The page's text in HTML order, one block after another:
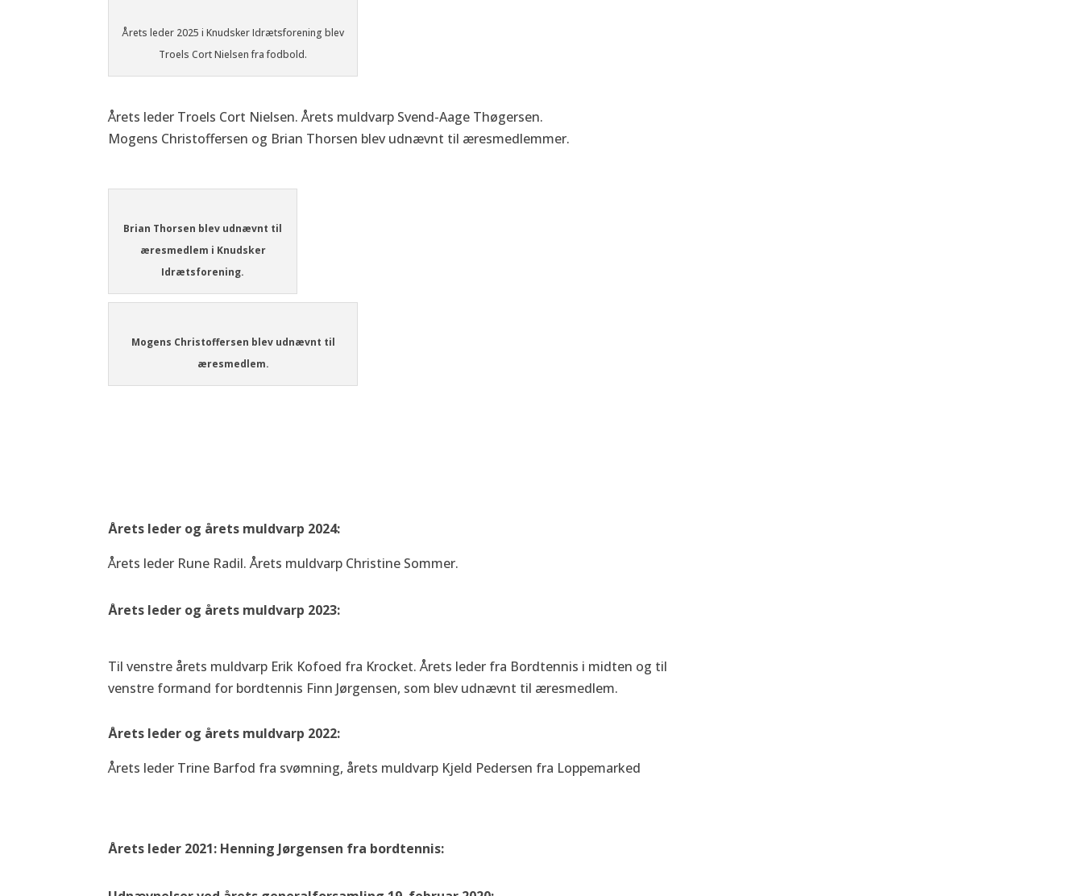
Årets leder 2025 i Knudsker Idrætsforening blev
Troels Cort Nielsen fra fodbold.
Årets leder Troels Cort Nielsen. Årets muldvarp Svend-Aage Thøgersen.
Mogens Christoffersen og Brian Thorsen blev udnævnt til æresmedlemmer.
Brian Thorsen blev udnævnt til
æresmedlem i Knudsker
Idrætsforening.
Mogens Christoffersen blev udnævnt til
æresmedlem.
Årets leder og årets muldvarp 2024:
Årets leder Rune Radil. Årets muldvarp Christine Sommer.
Årets leder og årets muldvarp 2023:
Til venstre årets muldvarp Erik Kofoed fra Krocket. Årets leder fra Bordtennis i midten og til
venstre formand for bordtennis Finn Jørgensen, som blev udnævnt til æresmedlem.
Årets leder og årets muldvarp 2022:
Årets leder Trine Barfod fra svømning, årets muldvarp Kjeld Pedersen fra Loppemarked
Årets leder 2021: Henning Jørgensen fra bordtennis: